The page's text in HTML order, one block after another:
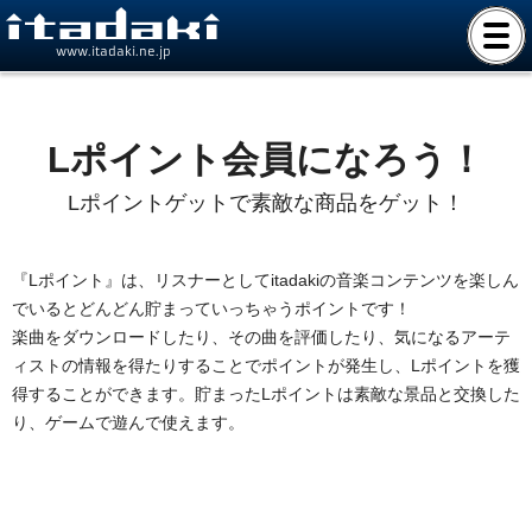
www.itadaki.ne.jp
Lポイント会員になろう！
Lポイントゲットで素敵な商品をゲット！
『Lポイント』は、リスナーとしてitadakiの音楽コンテンツを楽しん
でいるとどんどん貯まっていっちゃうポイントです！
楽曲をダウンロードしたり、その曲を評価したり、気になるアーテ
ィストの情報を得たりすることでポイントが発生し、Lポイントを獲
得することができます。貯まったLポイントは素敵な景品と交換した
り、ゲームで遊んで使えます。